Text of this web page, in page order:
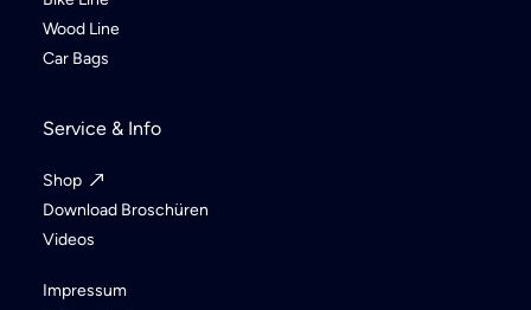
Wood Line
Car Bags
Service & Info
Shop
Download Broschüren
Videos
Impressum